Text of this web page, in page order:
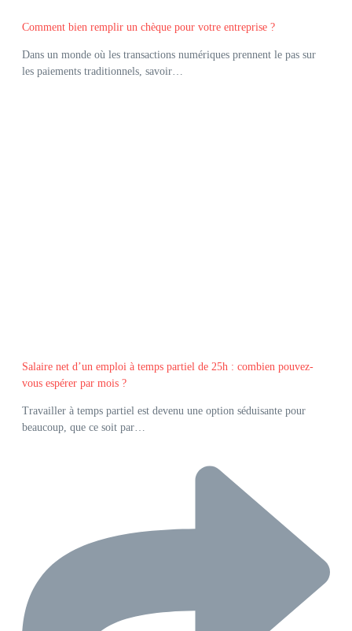
Comment bien remplir un chèque pour votre entreprise ?
Dans un monde où les transactions numériques prennent le pas sur
les paiements traditionnels, savoir…
Salaire net d’un emploi à temps partiel de 25h : combien pouvez-
vous espérer par mois ?
Travailler à temps partiel est devenu une option séduisante pour
beaucoup, que ce soit par…